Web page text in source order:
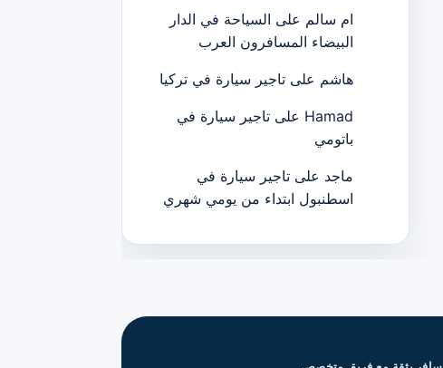
ام سالم على السياحة في الدار
البيضاء المسافرون العرب
هاشم علىتاجير سيارة في تركيا
Hamad علىتاجير سيارة في
باتومي
ماجد علىتاجير سيارة في
اسطنبول ابتداء من يومي شهري